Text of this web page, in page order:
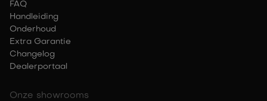
FAQ
Handleiding
Onderhoud
Extra Garantie
Changelog
Dealerportaal
Onze showrooms